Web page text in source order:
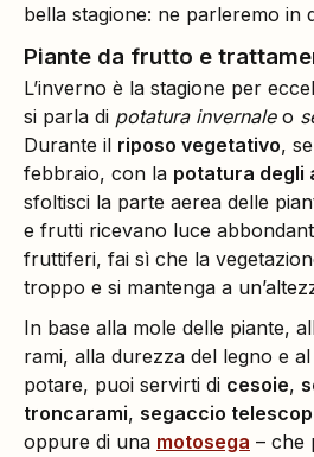
bella stagione: ne parleremo in
Piante da frutto e
L’inverno è la stagione per
si parla di potatura invernaleo
Durante il riposo vegetativo,
febbraio, con la potatura degli
sfoltisci la parte aerea delle
e frutti ricevano luce
fruttiferi, fai sì che la
troppo e si mantenga a
In base alla mole delle piante,
rami, alla durezza del legno e
potare, puoi servirti di cesoie,
troncarami, segaccio
oppure di una motosega – che